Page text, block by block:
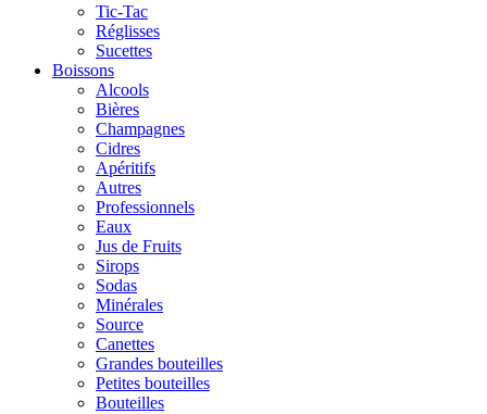
Tic-Tac
Réglisses
Sucettes
Boissons
Alcools
Bières
Champagnes
Cidres
Apéritifs
Autres
Professionnels
Eaux
Jus de Fruits
Sirops
Sodas
Minérales
Source
Canettes
Grandes bouteilles
Petites bouteilles
Bouteilles